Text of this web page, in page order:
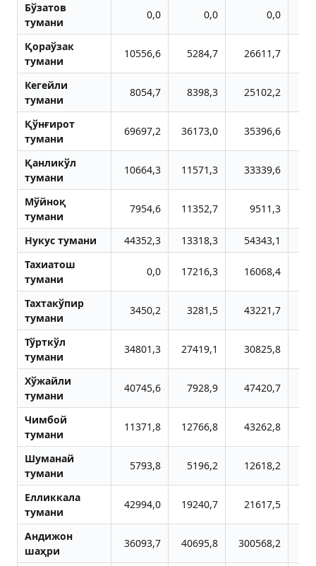
Бўзатов
тумани
0,0 0,0 0,0
Қораўзак
тумани
10556,6 5284,7 26611,7
Кегейли
тумани
8054,7 8398,3 25102,2
Қўнғирот
тумани
69697,2 36173,0 35396,6
Қанликўл
тумани
10664,3 11571,3 33339,6
Мўйноқ
тумани
7954,6 11352,7 9511,3
Нукус тумани 44352,3 13318,3 54343,1
Тахиатош
тумани
0,0 17216,3 16068,4
Тахтакўпир
тумани
3450,2 3281,5 43221,7
Тўрткўл
тумани
34801,3 27419,1 30825,8
Хўжайли
тумани
40745,6 7928,9 47420,7
Чимбой
тумани
11371,8 12766,8 43262,8
Шуманай
тумани
5793,8 5196,2 12618,2
Елликкала
тумани
42994,0 19240,7 21617,5
Aндижон
шаҳри
36093,7 40695,8 300568,2